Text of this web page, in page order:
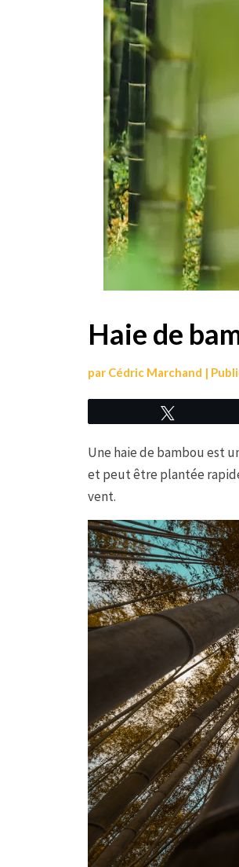
Haie de
par Cédric Marchand |
Une haie de bambou est
et peut être plantée
vent.